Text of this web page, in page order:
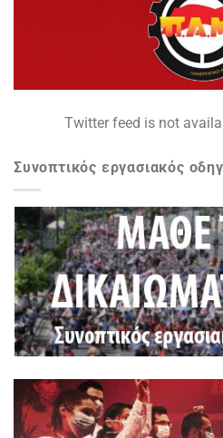
Twitter feed is not
Συνοπτικός εργασιακός